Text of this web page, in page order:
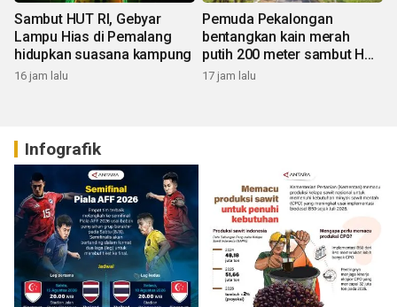
Sambut HUT RI, Gebyar
Lampu Hias di Pemalang
hidupkan suasana kampung
16 jam lalu
Pemuda Pekalongan
bentangkan kain merah
putih 200 meter sambut HUT
RI
17 jam lalu
Infografik